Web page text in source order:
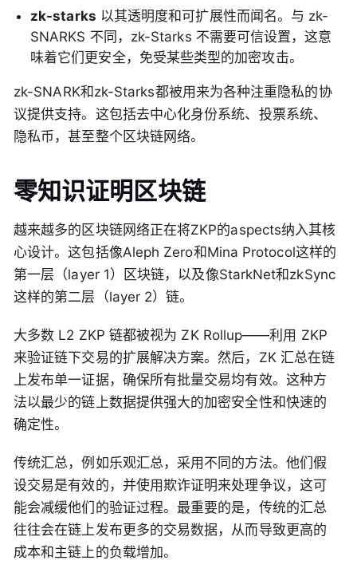
zk-starks 以其透明度和可扩展性而闻名。与 zk-
SNARKS 不同，zk-Starks 不需要可信设置，这意
味着它们更安全，免受某些类型的加密攻击。
zk-SNARK和zk-Starks都被用来为各种注重隐私的协
议提供支持。这包括去中心化身份系统、投票系统、
隐私币，甚至整个区块链网络。
零知识证明区块链
越来越多的区块链网络正在将ZKP的aspects纳入其核
心设计。这包括像Aleph Zero和Mina Protocol这样的
第一层（layer 1）区块链，以及像StarkNet和zkSync
这样的第二层（layer 2）链。
大多数 L2 ZKP 链都被视为 ZK Rollup——利用 ZKP
来验证链下交易的扩展解决方案。然后，ZK 汇总在链
上发布单一证据，确保所有批量交易均有效。这种方
法以最少的链上数据提供强大的加密安全性和快速的
确定性。
传统汇总，例如乐观汇总，采用不同的方法。他们假
设交易是有效的，并使用欺诈证明来处理争议，这可
能会减缓他们的验证过程。最重要的是，传统的汇总
往往会在链上发布更多的交易数据，从而导致更高的
成本和主链上的负载增加。